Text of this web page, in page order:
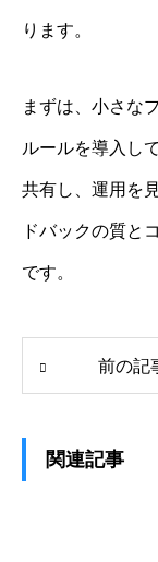
ります。
まずは、小さな
ルールを導入し
共有し、運用を
ドバックの質と
です。
前の記
関連記事